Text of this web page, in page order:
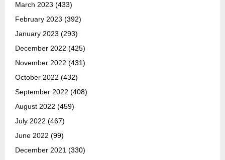
March 2023 (433)
February 2023 (392)
January 2023 (293)
December 2022 (425)
November 2022 (431)
October 2022 (432)
September 2022 (408)
August 2022 (459)
July 2022 (467)
June 2022 (99)
December 2021 (330)